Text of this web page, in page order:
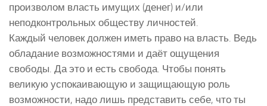
произволом власть имущих (денег) и/или
неподконтрольных обществу личностей.
Каждый человек должен иметь право на власть. Ведь
обладание возможностями и даёт ощущения
свободы. Да это и есть свобода. Чтобы понять
великую успокаивающую и защищающую роль
возможности, надо лишь представить себе, что ты